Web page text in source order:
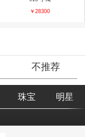
￥28300
不推荐
珠宝 明星